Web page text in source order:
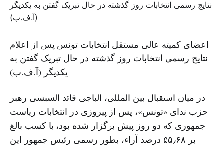
اعضای کمیته عالی مستقل انتخابات تونس پس از اعلام
نتایج رسمی انتخابات روز گذشته در حال تبریک گفتن به
یکدیگر (آ.ف.ب)
در میان استقبال بین المللی، الباجی قائد السبسی رهبر
حزب ندای «تونس»، پس از پیروزی در انتخابات ریاست
جمهوری که دو روز پیش برگزار شده بود، با کسب بالغ
بر ۵۵٫۶۸ درصد آراء، بطور رسمی رئیس جمهور این